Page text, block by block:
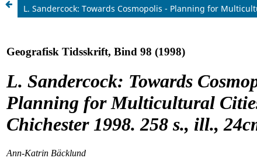
L. Sandercock: Towards Cosmopolis - Planning for